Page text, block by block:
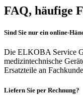
FAQ, häufige
Sind Sie nur ein online-
Die ELKOBA Service
medizintechnische
Ersatzteile an
Liefern Sie per Rechnung?